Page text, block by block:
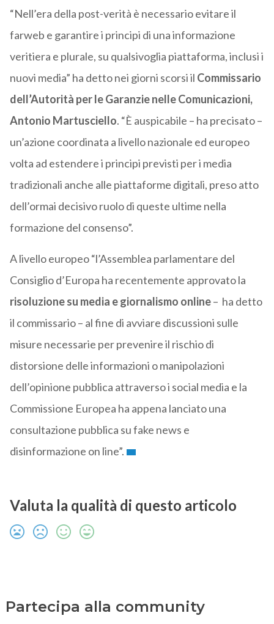
“Nell’era della post-verità è necessario evitare il
farweb e garantire i principi di una informazione
veritiera e plurale, su qualsivoglia piattaforma, inclusi i
nuovi media” ha detto nei giorni scorsi il Commissario
dell’Autorità per le Garanzie nelle Comunicazioni,
Antonio Martusciello. “È auspicabile – ha precisato –
un’azione coordinata a livello nazionale ed europeo
volta ad estendere i principi previsti per i media
tradizionali anche alle piattaforme digitali, preso atto
dell’ormai decisivo ruolo di queste ultime nella
formazione del consenso”.
A livello europeo “l’Assemblea parlamentare del
Consiglio d’Europa ha recentemente approvato la
risoluzione su media e giornalismo online– ha detto
il commissario – al fine di avviare discussioni sulle
misure necessarie per prevenire il rischio di
distorsione delle informazioni o manipolazioni
dell’opinione pubblica attraverso i social media e la
Commissione Europea ha appena lanciato una
consultazione pubblica su fake news e
disinformazione on line”.
Valuta la qualità di questo articolo
Partecipa alla community